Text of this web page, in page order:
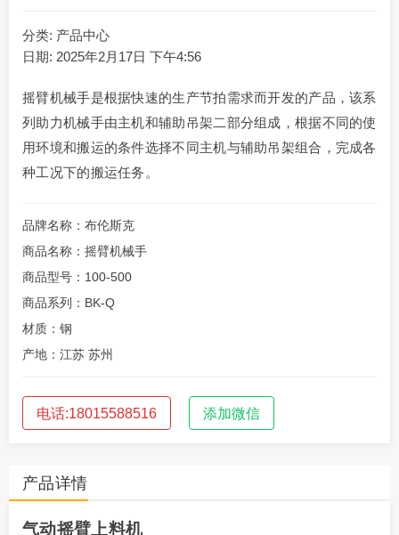
分类: 产品中心
日期: 2025年2月17日 下午4:56
摇臂机械手是根据快速的生产节拍需求而开发的产品，该系
列助力机械手由主机和辅助吊架二部分组成，根据不同的使
用环境和搬运的条件选择不同主机与辅助吊架组合，完成各
种工况下的搬运任务。
品牌名称：布伦斯克
商品名称：摇臂机械手
商品型号：100-500
商品系列：BK-Q
材质：钢
产地：江苏 苏州
电话:18015588516 添加微信
产品详情
气动摇臂上料机